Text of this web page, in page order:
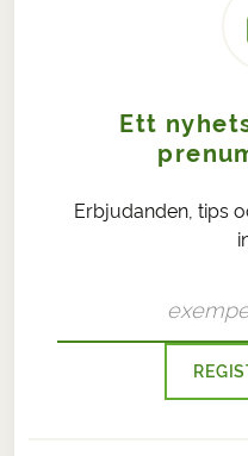
Ett
Erbjudanden, tips